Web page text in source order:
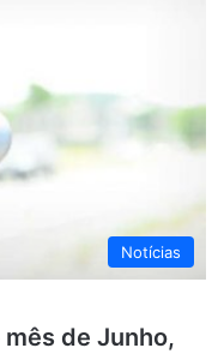
Notícias
de Junho,